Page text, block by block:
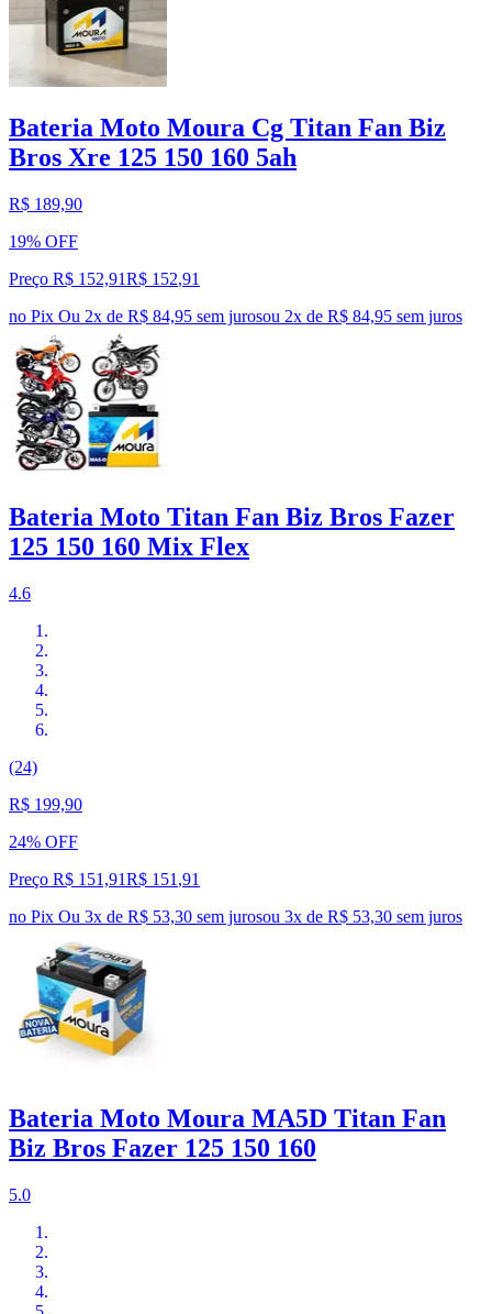
Bateria Moto Moura Cg Titan Fan Biz
Bros Xre 125 150 160 5ah
R$ 189,90
19% OFF
Preço R$ 152,91R$ 152,91
no Pix Ou 2x de R$ 84,95 sem jurosou 2x de R$ 84,95 sem juros
Bateria Moto Titan Fan Biz Bros Fazer
125 150 160 Mix Flex
4.6
(24)
R$ 199,90
24% OFF
Preço R$ 151,91R$ 151 ,91
no Pix Ou 3x de R$ 53,30 sem jurosou 3x de R$ 53,30 sem juros
Bateria Moto Moura MA5D Titan Fan
Biz Bros Fazer 125 150 160
5.0